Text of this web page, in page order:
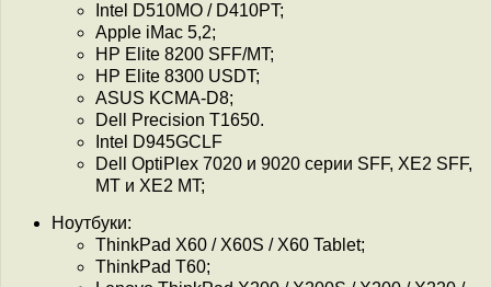
Intel D510MO / D410PT;
Apple iMac 5,2;
HP Elite 8200 SFF/MT;
HP Elite 8300 USDT;
ASUS KCMA-D8;
Dell Precision T1650.
Intel D945GCLF
Dell OptiPlex 7020 и 9020 серии SFF, XE2 SFF,
MT и XE2 MT;
Ноутбуки:
ThinkPad X60 / X60S / X60 Tablet;
ThinkPad T60;